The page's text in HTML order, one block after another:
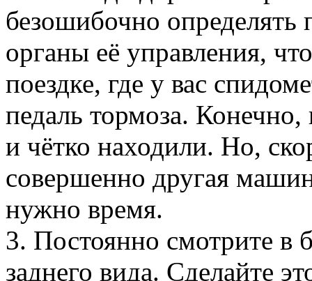
безошибочно
органы её управления,
поездке, где у вас
педаль тормоза. Конечно,
и чётко находили. Но,
совершенно другая
нужно время.
3. Постоянно смотрите в
заднего вида. Сделайте